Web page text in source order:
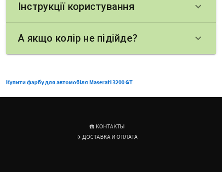
Інструкції користування keyboard_arrow_down
А якщо колір не підійде? keyboard_arrow_down
Купити фарбу для автомобіля Maserati 3200 GT
☎️ КОНТАКТЫ
✈️ ДОСТАВКА И ОПЛАТА